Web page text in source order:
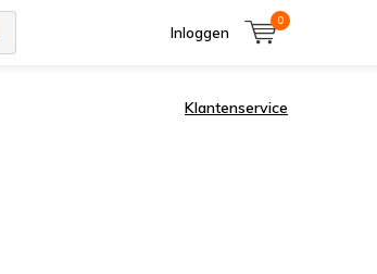
Inloggen
0
Klantenservice